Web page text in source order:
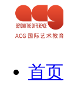
首页